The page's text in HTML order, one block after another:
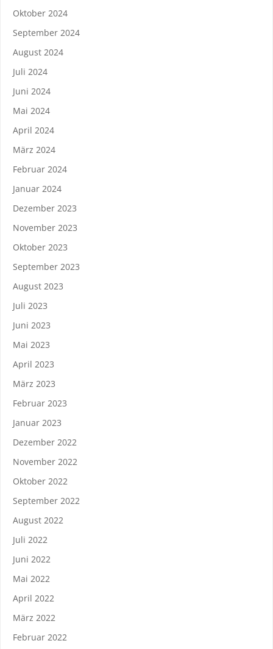
Oktober 2024
September 2024
August 2024
Juli 2024
Juni 2024
Mai 2024
April 2024
März 2024
Februar 2024
Januar 2024
Dezember 2023
November 2023
Oktober 2023
September 2023
August 2023
Juli 2023
Juni 2023
Mai 2023
April 2023
März 2023
Februar 2023
Januar 2023
Dezember 2022
November 2022
Oktober 2022
September 2022
August 2022
Juli 2022
Juni 2022
Mai 2022
April 2022
März 2022
Februar 2022